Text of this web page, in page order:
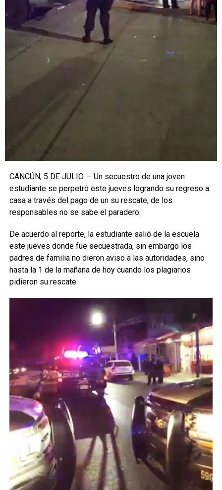
CANCÚN, 5 DE JULIO. – Un secuestro de una joven
estudiante se perpetró este jueves logrando su regreso a
casa a través del pago de un su rescate; de los
responsables no se sabe el paradero.
De acuerdo al reporte, la estudiante salió de la escuela
este jueves donde fue secuestrada, sin embargo los
padres de familia no dieron aviso a las autoridades, sino
hasta la 1 de la mañana de hoy cuando los plagiarios
pidieron su rescate.